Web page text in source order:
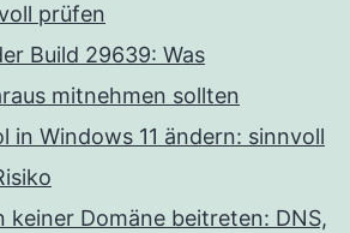
prüfen
Build 29639: Was
mitnehmen sollten
in Windows 11 ändern: sinnvoll
keiner Domäne beitreten: DNS,